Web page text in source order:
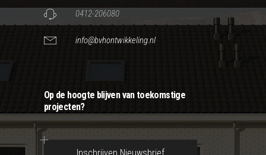
0412-206080
info@bvhontwikkeling.nl
Op de hoogte blijven van toekomstige
projecten?